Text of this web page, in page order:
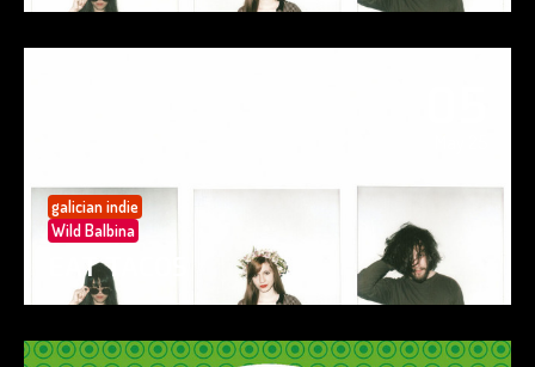
galician indie
Wild Balbina
EAT TACOS